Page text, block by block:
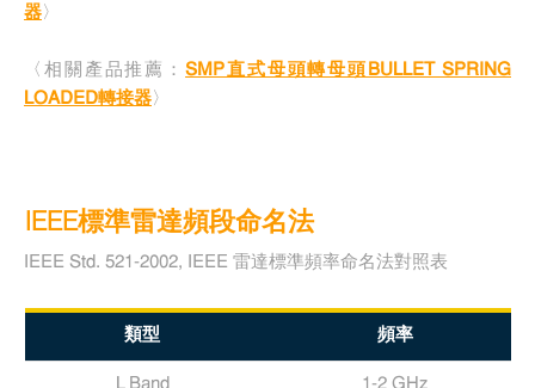
器〉
〈相關產品推薦：SMP直式母頭轉母頭BULLET SPRING
LOADED轉接器〉
IEEE標準雷達頻段命名法
IEEE Std. 521-2002, IEEE 雷達標準頻率命名法對照表
類型 頻率